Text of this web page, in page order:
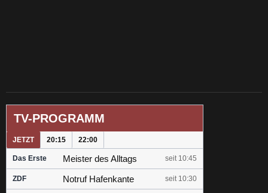
TV-PROGRAMM
JETZT 20:15 22:00
Das Erste Meister des Alltags seit 10:45
ZDF Notruf Hafenkante seit 10:30